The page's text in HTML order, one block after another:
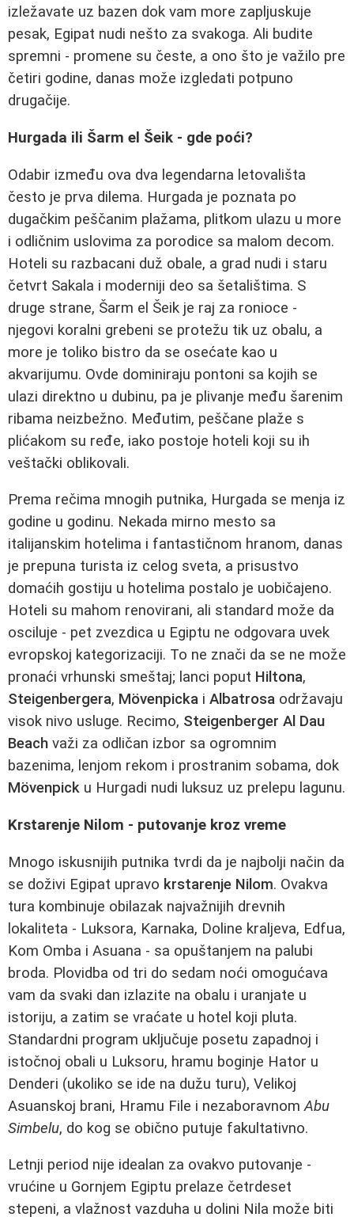
izležavate uz bazen dok vam more zapljuskuje
pesak, Egipat nudi nešto za svakoga. Ali budite
spremni - promene su česte, a ono što je važilo pre
četiri godine, danas može izgledati potpuno
drugačije.
Hurgada ili Šarm el Šeik - gde poći?
Odabir između ova dva legendarna letovališta
često je prva dilema. Hurgada je poznata po
dugačkim peščanim plažama, plitkom ulazu u more
i odličnim uslovima za porodice sa malom decom.
Hoteli su razbacani duž obale, a grad nudi i staru
četvrt Sakala i moderniji deo sa šetalištima. S
druge strane, Šarm el Šeik je raj za ronioce -
njegovi koralni grebeni se protežu tik uz obalu, a
more je toliko bistro da se osećate kao u
akvarijumu. Ovde dominiraju pontoni sa kojih se
ulazi direktno u dubinu, pa je plivanje među šarenim
ribama neizbežno. Međutim, peščane plaže s
plićakom su ređe, iako postoje hoteli koji su ih
veštački oblikovali.
Prema rečima mnogih putnika, Hurgada se menja iz
godine u godinu. Nekada mirno mesto sa
italijanskim hotelima i fantastičnom hranom, danas
je prepuna turista iz celog sveta, a prisustvo
domaćih gostiju u hotelima postalo je uobičajeno.
Hoteli su mahom renovirani, ali standard može da
osciluje - pet zvezdica u Egiptu ne odgovara uvek
evropskoj kategorizaciji. To ne znači da se ne može
pronaći vrhunski smeštaj; lanci poput Hiltona,
Steigenbergera, Mövenpicka i Albatrosa održavaju
visok nivo usluge. Recimo, Steigenberger Al Dau
Beach važi za odličan izbor sa ogromnim
bazenima, lenjom rekom i prostranim sobama, dok
Mövenpick u Hurgadi nudi luksuz uz prelepu lagunu.
Krstarenje Nilom - putovanje kroz vreme
Mnogo iskusnijih putnika tvrdi da je najbolji način da
se doživi Egipat upravo krstarenje Nilom. Ovakva
tura kombinuje obilazak najvažnijih drevnih
lokaliteta - Luksora, Karnaka, Doline kraljeva, Edfua,
Kom Omba i Asuana - sa opuštanjem na palubi
broda. Plovidba od tri do sedam noći omogućava
vam da svaki dan izlazite na obalu i uranjate u
istoriju, a zatim se vraćate u hotel koji pluta.
Standardni program uključuje posetu zapadnoj i
istočnoj obali u Luksoru, hramu boginje Hator u
Denderi (ukoliko se ide na dužu turu), Velikoj
Asuanskoj brani, Hramu File i nezaboravnomAbu
Simbelu, do kog se obično putuje fakultativno.
Letnji period nije idealan za ovakvo putovanje -
vrućine u Gornjem Egiptu prelaze četrdeset
stepeni, a vlažnost vazduha u dolini Nila može biti